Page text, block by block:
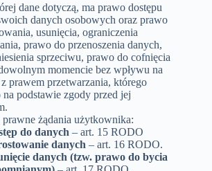
dane dotyczą, ma prawo dostępu
danych osobowych oraz prawo
usunięcia, ograniczenia
prawo do przenoszenia danych,
sprzeciwu, prawo do cofnięcia
momencie bez wpływu na
prawem przetwarzania, którego
na podstawie zgody przed jej
prawne żądania użytkownika:
do danych – art. 15 RODO
danych – art. 16 RODO.
danych (tzw. prawo do bycia